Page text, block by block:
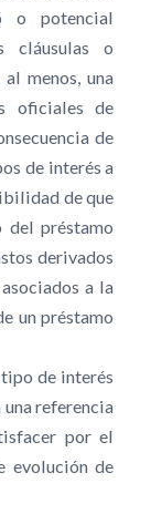
o potencial
cláusulas o
menos, una
oficiales de
de
de interés a
de que
del préstamo
derivados
a la
un préstamo
de interés
referencia
por el
evolución de